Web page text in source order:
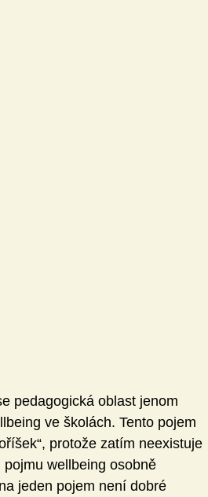
pedagogická oblast jenom
ve školách. Tento pojem
protože zatím neexistuje
wellbeing osobně
jeden pojem není dobré